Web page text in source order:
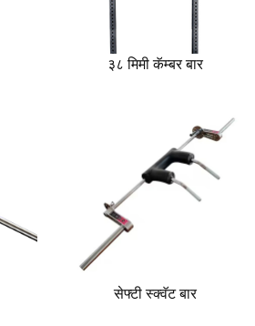
३८ मिमी कॅम्बर बार
सेफ्टी स्क्वॅट बार